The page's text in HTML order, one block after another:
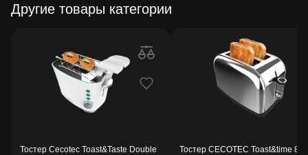
Другие товары категории
Тостер Cecotec Toast&Taste Double
Тостер CECOTEC Toast&time 850